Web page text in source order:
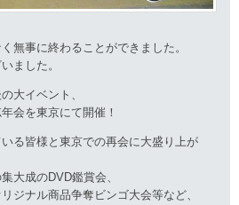
無事に終わることができました。
ました。
大イベント、
会を東京にて開催！
る皆様と東京での再会に大盛り上が
大成のDVD鑑賞会、
ジナル商品争奪ビンゴ大会等など、